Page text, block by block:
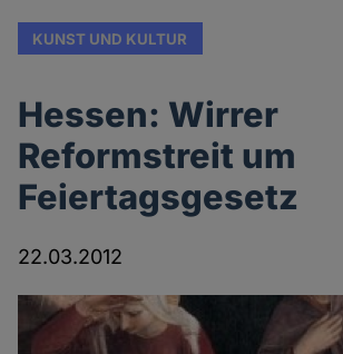
KUNST UND KULTUR
Hessen: Wirrer
Reformstreit um
Feiertagsgesetz
22.03.2012